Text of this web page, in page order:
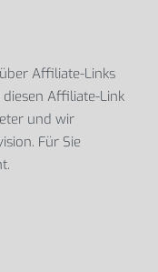
Affiliate-Links
Affiliate-Link
und wir
Für Sie